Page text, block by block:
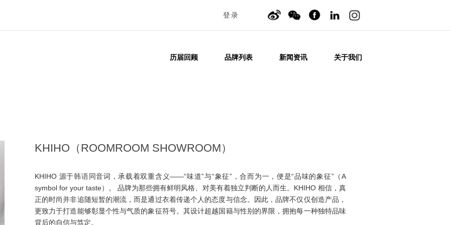
登录
历届回顾 品牌列表 新闻资讯 关于我们
KHIHO（ROOMROOM SHOWROOM）
KHIHO 源于韩语同音词，承载着双重含义——“味道”与“象征”，合而为一，便是“品味的象征”（A
symbol for your taste）。 品牌为那些拥有鲜明风格、对美有着独立判断的人而生。KHIHO 相信，真
正的时尚并非追随短暂的潮流，而是通过衣着传递个人的态度与信念。因此，品牌不仅仅创造产品，
更致力于打造能够彰显个性与气质的象征符号。其设计超越国籍与性别的界限，拥抱每一种独特品味
背后的自信与笃定。